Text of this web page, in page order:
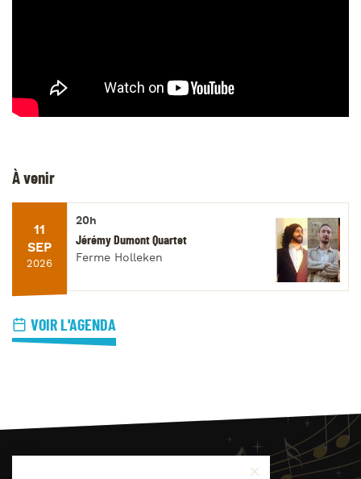
À venir
11
SEP
2026
20h
Jérémy Dumont Quartet
Ferme Holleken
VOIR L'AGENDA